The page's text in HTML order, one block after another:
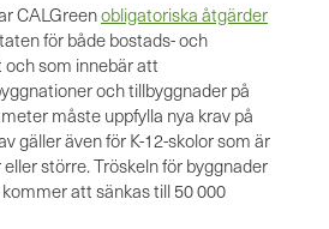
CALGreenobligatoriska åtgärder
för både bostads- och
som innebär att
och tillbyggnader på
måste uppfylla nya krav på
gäller även för K-12-skolor som är
större. Tröskeln för byggnader
att sänkas till 50 000